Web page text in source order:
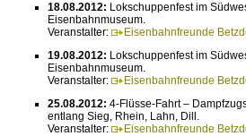
18.08.2012: Lokschuppenfest im
Eisenbahnmuseum.
Veranstalter:
Eisenbahnfreunde
19.08.2012: Lokschuppenfest im
Eisenbahnmuseum.
Veranstalter:
Eisenbahnfreunde
25.08.2012: 4-Flüsse-Fahrt –
entlang Sieg, Rhein, Lahn, Dill.
Veranstalter:
Eisenbahnfreunde